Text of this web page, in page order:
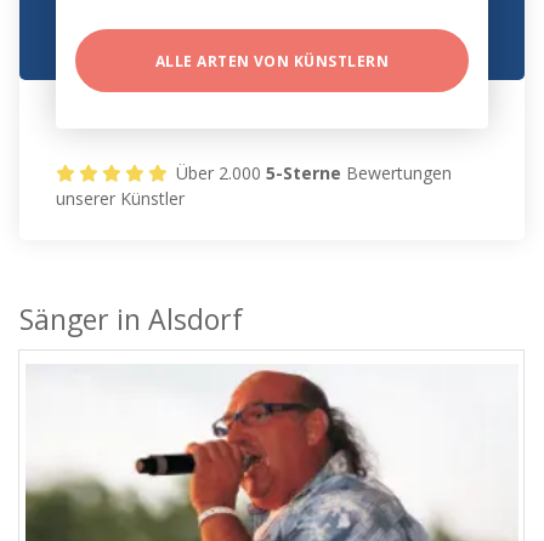
ALLE ARTEN VON KÜNSTLERN
Über 2.0005-Sterne Bewertungen
unserer Künstler
Sänger in Alsdorf